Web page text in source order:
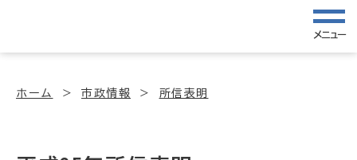
メニュー
ホーム 市政情報 所信表明